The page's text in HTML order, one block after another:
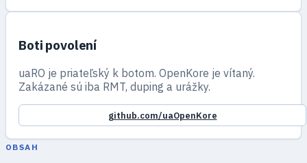
Boti povolení
uaRO je priateľský k botom. OpenKore je vítaný.
Zakázané sú iba RMT, duping a urážky.
github.com/uaOpenKore
OBSAH